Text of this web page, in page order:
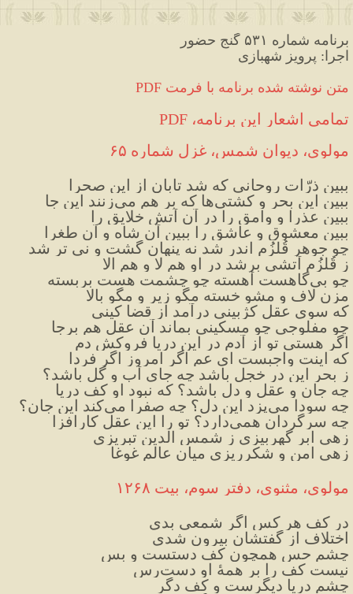
برنامه شماره ۵۳۱ گنج حضور
اجرا: پرویز شهبازی
PDF متن نوشته شده برنامه با فرمت
تمامی اشعار این برنامه، PDF
مولوی، دیوان شمس، غزل شماره ۶۵
ببین ذرّات روحانی که شد تابان از این صحرا
ببین این بحر و کشتی‌ها که بر هم می‌زنند این جا
ببین عذرا و وامق را در آن آتش خلایق را
ببین معشوق و عاشق را ببین آن شاه و آن طغرا
چو جوهر قُلزُم اندر شد نه پنهان گشت و نی تر شد
ز قُلزُم آتشی برشد در او هم لا و هم الا
چو بی‌گاهست آهسته چو چشمت هست بربسته
مزن لاف و مشو خسته مگو زیر و مگو بالا
که سوی عقل کژبینی درآمد از قضا کینی
چو مفلوجی چو مسکینی بماند آن عقل هم برجا
اگر هستی تو از آدم در این دریا فروکش دم
که اینت واجبست ای عم اگر امروز اگر فردا
ز بحر این در خجل باشد چه جای آب و گل باشد؟
چه جان و عقل و دل باشد؟ که نبود او کف دریا
چه سودا می‌پزد این دل؟ چه صفرا می‌کند این جان؟
چه سرگردان همی‌دارد؟ تو را این عقل کارافزا
زهی ابر گهربیزی ز شمس الدین تبریزی
زهی امن و شکرریزی میان عالم غوغا
مولوی، مثنوی، دفتر سوم، بیت ۱۲۶۸
در کف هر کس اگر شمعی بدی
اختلاف از گفتشان بیرون شدی
چشم حس همچون کف دستست و بس
نیست کف را بر همهٔ او دست‌رس
چشم دریا دیگرست و کف دگر